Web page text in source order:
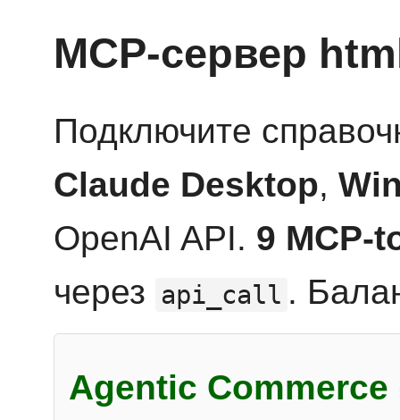
MCP-сервер
Подключите
Claude Desktop,
OpenAI API. 9 MCP-
через api_call .
Agentic Commerce